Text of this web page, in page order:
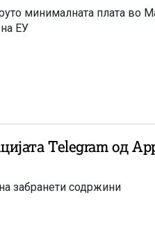
минималната плата во
ЕУ
Telegram од
забранети содржини